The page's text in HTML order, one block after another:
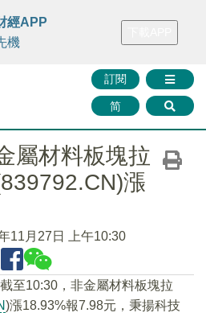
FINMETA 財華證券 媒體矩陣
訂閱
简
經APP
機
屬材料板塊拉
漲
11月27日 上午10:30
至10:30，非金屬材料板塊拉
)漲18.93%報7.98元，秉揚科技